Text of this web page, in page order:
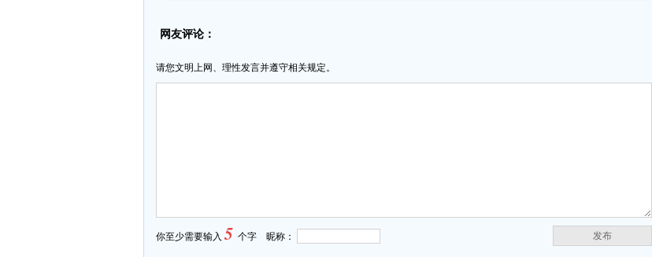
网友评论：
请您文明上网、理性发言并遵守相关规定。
发布
你至少需要输入5 个字 昵称：